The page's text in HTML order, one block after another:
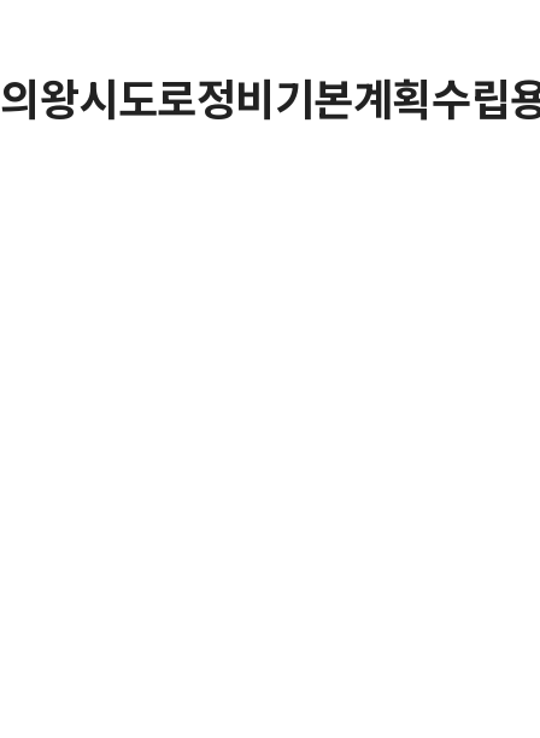
의왕시도로정비기본계획수립